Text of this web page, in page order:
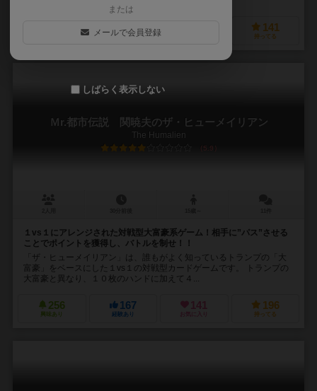
574
経験あり
141
持ってる
Ｍr.都市伝説 関暁夫のザ・ヒューメイリアン
The Humalien
5.9
１vs１にアレンジされた対戦型大富豪系ゲーム！相手に”パス”させる
ことでポイントを獲得し、バトルを制せ！！
「ザ・ヒューメイリアン」は、誰もがよく知っているトランプの「大
富豪」をベースにした１vs１の対戦型カードゲームです。 トランプの
大富豪と異なり、１０枚のハンドに加えて４...
256
興味あり
167
経験あり
141
お気に入り
196
持ってる
または
メールで会員登録
しばらく表示しない